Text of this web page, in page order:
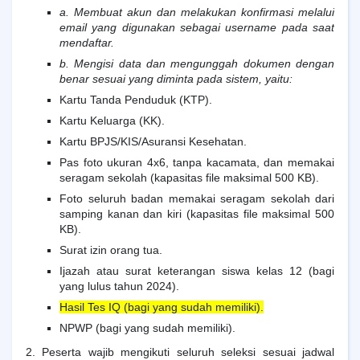
a. Membuat akun dan melakukan konfirmasi melalui
email yang digunakan sebagai username pada saat
mendaftar.
b. Mengisi data dan mengunggah dokumen dengan
benar sesuai yang diminta pada sistem, yaitu:
Kartu Tanda Penduduk (KTP).
Kartu Keluarga (KK).
Kartu BPJS/KIS/Asuransi Kesehatan.
Pas foto ukuran 4x6, tanpa kacamata, dan memakai
seragam sekolah (kapasitas file maksimal 500 KB).
Foto seluruh badan memakai seragam sekolah dari
samping kanan dan kiri (kapasitas file maksimal 500
KB).
Surat izin orang tua.
Ijazah atau surat keterangan siswa kelas 12 (bagi
yang lulus tahun 2024).
Hasil Tes IQ (bagi yang sudah memiliki).
NPWP (bagi yang sudah memiliki).
2. Peserta wajib mengikuti seluruh seleksi sesuai jadwal